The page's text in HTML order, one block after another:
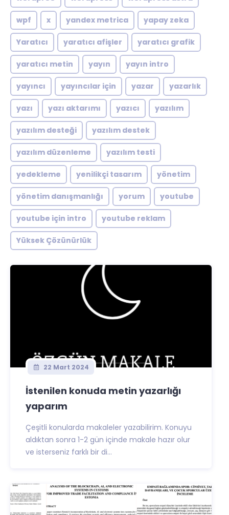
wpf x yandex metrica yapay zeka
Yaratıcı yaratıcı afişler yaratıcı grafik
yaratıcı metin yayın yayın intro
yayıncı yayıncılar için yazar yazarlık
yazı yazı aktarımı yazıcı yazılım
yazılım desteği yazılım destek
yazılım düzenleme yazılım testi
yedekleme yenilikçi tasarım yönetim
yönetim danışmanlığı yorum youtube
youtube için intro youtube reklam
Yüksek Çözünürlük
22 Mart 2024
İstenilen konuda metin yazarlığı
yaparım
Çeşitli konularda makaleler yazabilirim. Konuyu
aldıktan sonra 1-2 gün içinde makale hazır olur
ve isterseniz farklı bir di...